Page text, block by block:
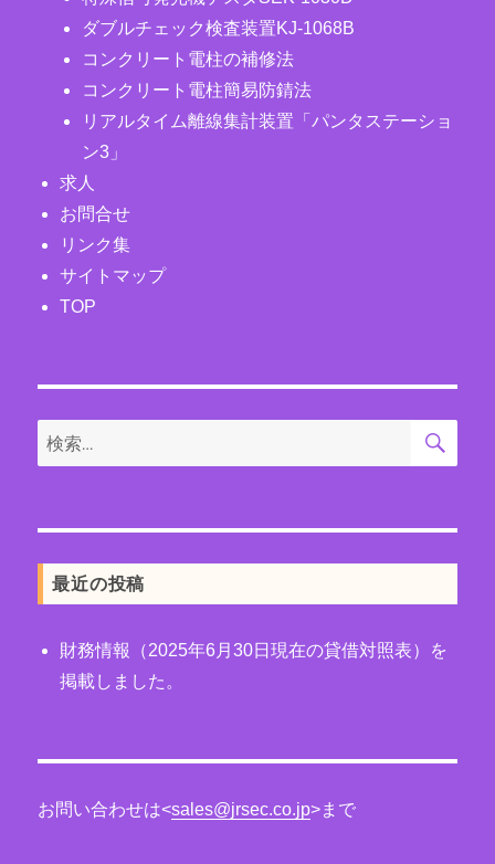
ダブルチェック検査装置KJ-1068B
コンクリート電柱の補修法
コンクリート電柱簡易防錆法
リアルタイム離線集計装置「パンタステーショ
ン3」
求人
お問合せ
リンク集
サイトマップ
TOP
検
索:
検
最近の投稿
財務情報（2025年6月30日現在の貸借対照表）を
掲載しました。
お問い合わせは<sales@jrsec.co.jp>まで